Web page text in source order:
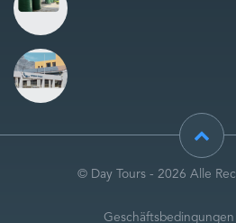
© Day Tours - 2026 Alle
Geschäftsbedingungen